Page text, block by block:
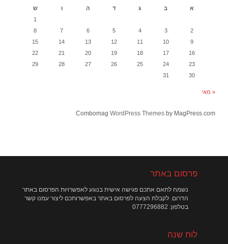
א ב ג ד ה ו
ש
1
2
3
4
5
6
7
8
9
10
11
12
13
14
15
16
17
18
19
20
21
22
23
24
25
26
27
28
29
30
31
« מאי
Combomag WordPress Themesby MagPress.com
פרסום באתר
נשמח לתאם אתכם פגישה אישית בנוגע לאפשרויות הפרסום באתר
הדרום. לקבלת הצעה לפרסום באתר באפשרותכם ליצור עמנו קשר
בטלפון: 0777296882
לוח שנה